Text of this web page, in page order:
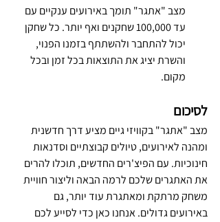
מצב "אתגר" תומך באירועים ענקיים עם
עד 100,000 שחקנים ואף יותר. כל שחקן
יכול להתחבר ולהשתתף בזמנו הפנוי,
והשרת יציג את התוצאות בכל זמן ובכל
מקום.
לסיכום
מצב "אתגר" בקוויזי גיים מציע דרך חדשנית
ומהנה לאירועים, טיולים קבוצתיים וסדנאות
חינוכיות. עם הפיצ'רים החדשים, תוכלו להרים
את האתגרים שלכם לרמה הבאה וליצור חוויית
משחק מרתקת ומאתגרת עוד יותר, גם
באירועים גדולים. אנחנו כאן כדי לסייע לכם